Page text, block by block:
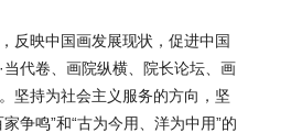
反映中国画发展现状，促进中国
代卷、画院纵横、院长论坛、画
坚持为社会主义服务的方向，坚
争鸣”和“古为今用、洋为中用”的